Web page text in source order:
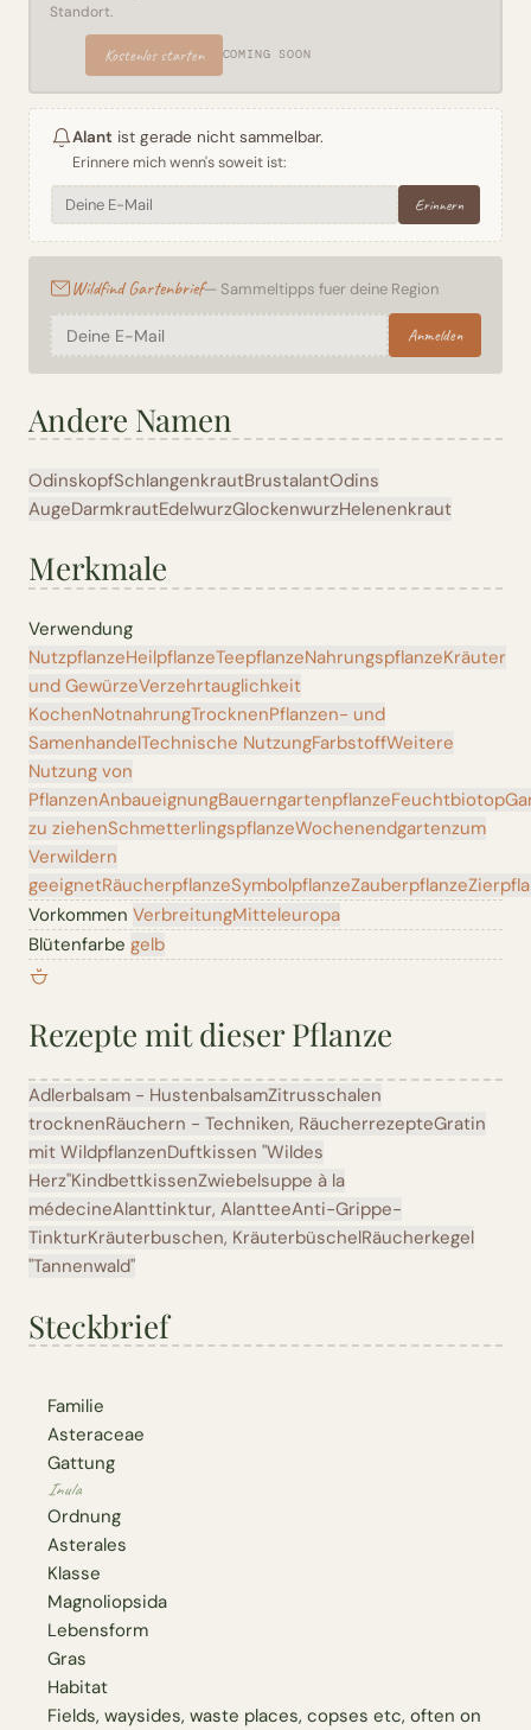
Standort.
Kostenlos starten COMING SOON
Alant ist gerade nicht sammelbar.
Erinnere mich wenn's soweit ist:
Erinnern
Wildfind Gartenbrief— Sammeltipps fuer deine Region
Anmelden
Andere Namen
OdinskopfSchlangenkrautBrustalantOdins
AugeDarmkrautEdelwurzGlockenwurzHelenenkraut
Merkmale
Verwendung
NutzpflanzeHeilpflanzeTeepflanzeNahrungspflanzeKräuter
und GewürzeVerzehrtauglichkeit
KochenNotnahrungTrocknenPflanzen- und
SamenhandelTechnische NutzungFarbstoffWeitere
Nutzung von
PflanzenAnbaueignungBauerngartenpflanzeFeuchtbiotop
zu ziehenSchmetterlingspflanzeWochenendgartenzum
Verwildern
geeignetRäucherpflanzeSymbolpflanzeZauberpflanze
Vorkommen VerbreitungMitteleuropa
Blütenfarbe gelb
Rezepte mit dieser Pflanze
Adlerbalsam - HustenbalsamZitrusschalen
trocknenRäuchern - Techniken, RäucherrezepteGratin
mit WildpflanzenDuftkissen "Wildes
Herz"KindbettkissenZwiebelsuppe à la
médecineAlanttinktur, AlantteeAnti-Grippe-
TinkturKräuterbuschen, KräuterbüschelRäucherkegel
"Tannenwald"
Steckbrief
Familie
Asteraceae
Gattung
Inula
Ordnung
Asterales
Klasse
Magnoliopsida
Lebensform
Gras
Habitat
Fields, waysides, waste places, copses etc, often on